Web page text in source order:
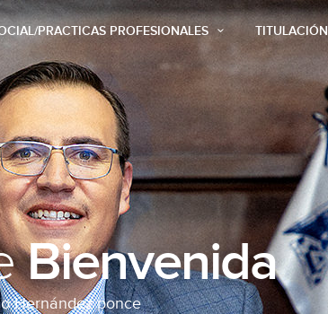
PRACTICAS PROFESIONALES TITULACIÓN
Bienvenida
Hernández ponce